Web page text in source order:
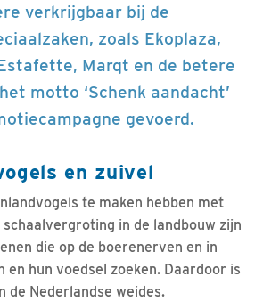
verkrijgbaar bij de
zoals Ekoplaza,
Marqt en de betere
motto ‘Schenk aandacht’
gevoerd.
en zuivel
te maken hebben met
in de landbouw zijn
die op de boerenerven en in
en hun voedsel zoeken. Daardoor is
de Nederlandse weides.